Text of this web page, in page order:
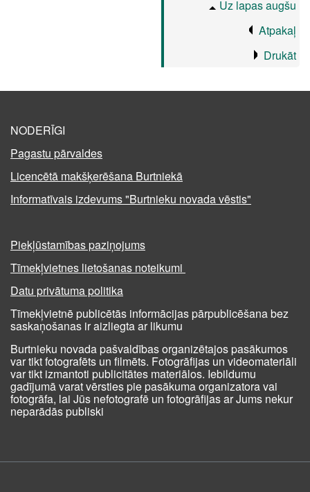
Uz lapas augšu
Atpakaļ
Drukāt
NODERĪGI
Pagastu pārvaldes
Licencētā makšķerēšana Burtniekā
Informatīvais izdevums "Burtnieku novada vēstis"
Piekļūstamības paziņojums
Tīmekļvietnes lietošanas noteikumi
Datu privātuma politika
Tīmekļvietnē publicētās informācijas pārpublicēšana bez
saskaņošanas ir aizliegta ar likumu
Burtnieku novada pašvaldības organizētajos pasākumos
var tikt fotografēts un filmēts. Fotogrāfijas un videomateriāli
var tikt izmantoti publicitātes materiālos. Iebildumu
gadījumā varat vērsties pie pasākuma organizatora vai
fotogrāfa, lai Jūs nefotografē un fotogrāfijas ar Jums nekur
neparādās publiski